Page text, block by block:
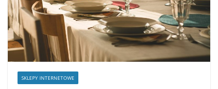
SKLEPY INTERNETOWE